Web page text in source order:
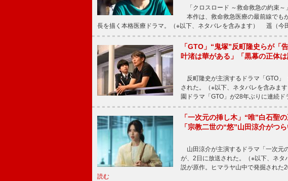
「クロスロード ～救命救急の約束～
本作は、救命救急医療の最前線でも
長を描く本格医療ドラマ。（※以下、ネタバレを含みます） 遥（今
「GTO」“鬼塚”反町隆史らが「
叶渚は華がある」「黒幕の正体は
反町隆史が主演するドラマ「GTO」
された。（※以下、ネタバレを含みま
園ドラマ「GTO」が28年ぶりに連続
「一次元の挿し木」“唯”白石聖
「宗教二世の“悠”山田涼介がつら
山田涼介が主演するドラマ「一次元
が、2日に放送された。（※以下、ネ
説が原作。ヒマラヤ山中で発掘され
読む